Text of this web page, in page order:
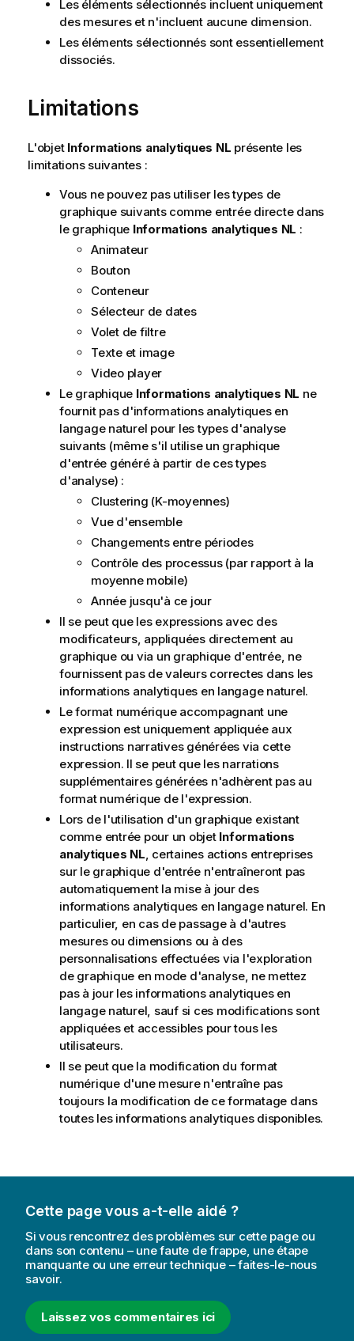
Les éléments sélectionnés incluent uniquement
des mesures et n'incluent aucune dimension.
Les éléments sélectionnés sont essentiellement
dissociés.
Limitations
L'objet Informations analytiques NL présente les
limitations suivantes :
Vous ne pouvez pas utiliser les types de
graphique suivants comme entrée directe dans
le graphique Informations analytiques NL :
Animateur
Bouton
Conteneur
Sélecteur de dates
Volet de filtre
Texte et image
Video player
Le graphique Informations analytiques NL ne
fournit pas d'informations analytiques en
langage naturel pour les types d'analyse
suivants (même s'il utilise un graphique
d'entrée généré à partir de ces types
d'analyse) :
Clustering (K-moyennes)
Vue d'ensemble
Changements entre périodes
Contrôle des processus (par rapport à la
moyenne mobile)
Année jusqu'à ce jour
Il se peut que les expressions avec des
modificateurs, appliquées directement au
graphique ou via un graphique d'entrée, ne
fournissent pas de valeurs correctes dans les
informations analytiques en langage naturel.
Le format numérique accompagnant une
expression est uniquement appliquée aux
instructions narratives générées via cette
expression. Il se peut que les narrations
supplémentaires générées n'adhèrent pas au
format numérique de l'expression.
Lors de l'utilisation d'un graphique existant
comme entrée pour un objet Informations
analytiques NL, certaines actions entreprises
sur le graphique d'entrée n'entraîneront pas
automatiquement la mise à jour des
informations analytiques en langage naturel. En
particulier, en cas de passage à d'autres
mesures ou dimensions ou à des
personnalisations effectuées via l'exploration
de graphique en mode d'analyse, ne mettez
pas à jour les informations analytiques en
langage naturel, sauf si ces modifications sont
appliquées et accessibles pour tous les
utilisateurs.
Il se peut que la modification du format
numérique d'une mesure n'entraîne pas
toujours la modification de ce formatage dans
toutes les informations analytiques disponibles.
Cette page vous a-t-elle aidé ?
Si vous rencontrez des problèmes sur cette page ou
dans son contenu – une faute de frappe, une étape
manquante ou une erreur technique – faites-le-nous
savoir.
Laissez vos commentaires ici